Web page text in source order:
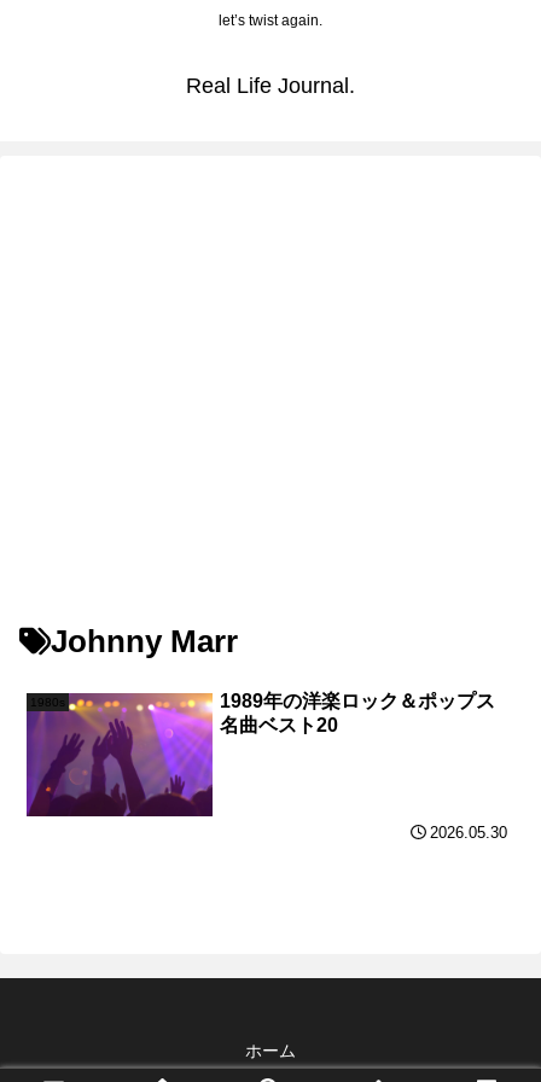
let’s twist again.
Real Life Journal.
Johnny Marr
1980s
1989年の洋楽ロック＆ポップス
名曲ベスト20
2026.05.30
ホーム